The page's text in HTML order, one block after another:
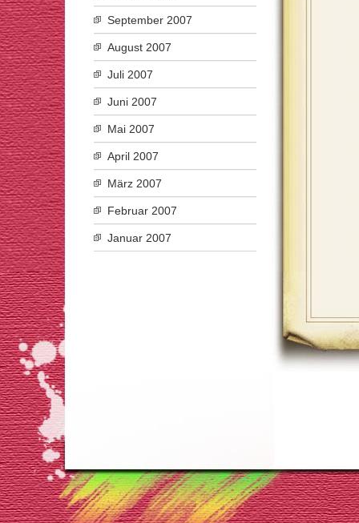
September 2007
August 2007
Juli 2007
Juni 2007
Mai 2007
April 2007
März 2007
Februar 2007
Januar 2007